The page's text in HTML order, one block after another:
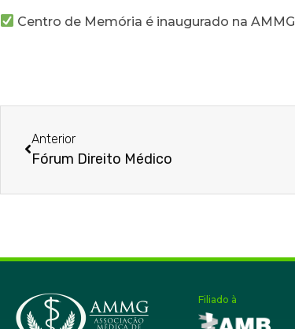
Centro de Memória é inaugurado na AMMG
Anterior
Fórum Direito Médico
Filiado à